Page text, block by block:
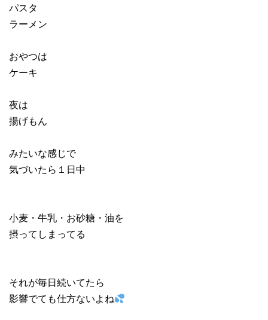
パスタ
ラーメン
おやつは
ケーキ
夜は
揚げもん
みたいな感じで
気づいたら１日中
小麦・牛乳・お砂糖・油を
摂ってしまってる
それが毎日続いてたら
影響でても仕方ないよね